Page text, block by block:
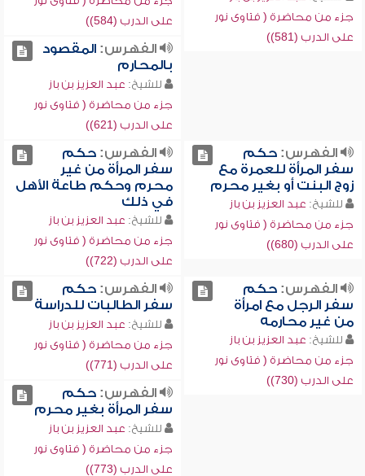
جزء من محاضرة ( فتاوى نور
على الدرب (581))
على الدرب (584))
الفهرس:المقصود
بالمحارم
للشيخ: عبد العزيز بن باز
جزء من محاضرة ( فتاوى نور
على الدرب (621))
الفهرس:حكم
سفر المرأة للعمرة مع
زوج البنت أو بغير محرم
للشيخ: عبد العزيز بن باز
جزء من محاضرة ( فتاوى نور
على الدرب (680))
الفهرس:حكم
سفر المرأة من غير
محرم وحكم طاعة الأهل
في ذلك
للشيخ: عبد العزيز بن باز
جزء من محاضرة ( فتاوى نور
على الدرب (722))
الفهرس:حكم
سفر الرجل مع امرأة
من غير محارمه
للشيخ: عبد العزيز بن باز
جزء من محاضرة ( فتاوى نور
على الدرب (730))
الفهرس:حكم
سفر الطالبات للدراسة
للشيخ: عبد العزيز بن باز
جزء من محاضرة ( فتاوى نور
على الدرب (771))
الفهرس:حكم
سفر المرأة بغير محرم
للشيخ: عبد العزيز بن باز
جزء من محاضرة ( فتاوى نور
على الدرب (773))